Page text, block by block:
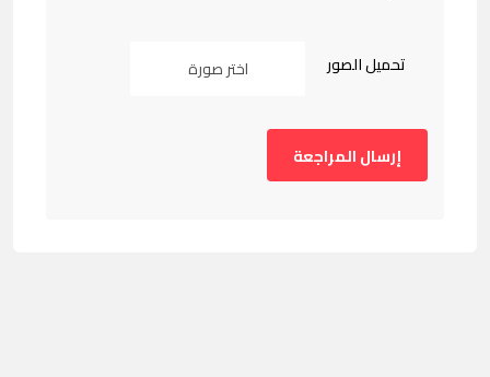
تحميل الصور اختر صورة